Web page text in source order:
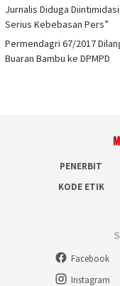
Jurnalis Diduga Diintimidasi
Serius Kebebasan Pers”
Permendagri 67/2017
Buaran Bambu ke DPMPD
PENERBIT
KODE ETIK
Facebook
Instagram